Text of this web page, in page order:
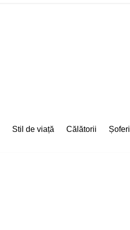
Stil de viață Călătorii
Șoferi